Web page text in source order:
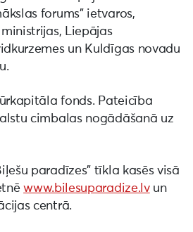
forums” ietvaros,
Liepājas
un Kuldīgas novadu
fonds. Pateicība
cimbalas nogādāšanā uz
paradīzes” tīkla kasēs visā
www.bilesuparadize.lvun
centrā.